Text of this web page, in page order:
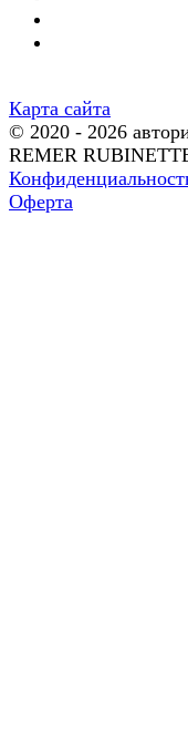
Карта сайта
© 2020 - 2026
REMER
Оферта